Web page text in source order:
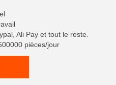
Ali Pay et tout le reste.
pièces/jour